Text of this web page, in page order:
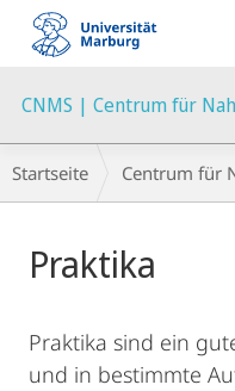
Mobile-
Navigation
CNMS | Centrum für
Breadcrumb-
Navigation
Startseite Centrum für
Praktika
Praktika sind ein
und in bestimmte